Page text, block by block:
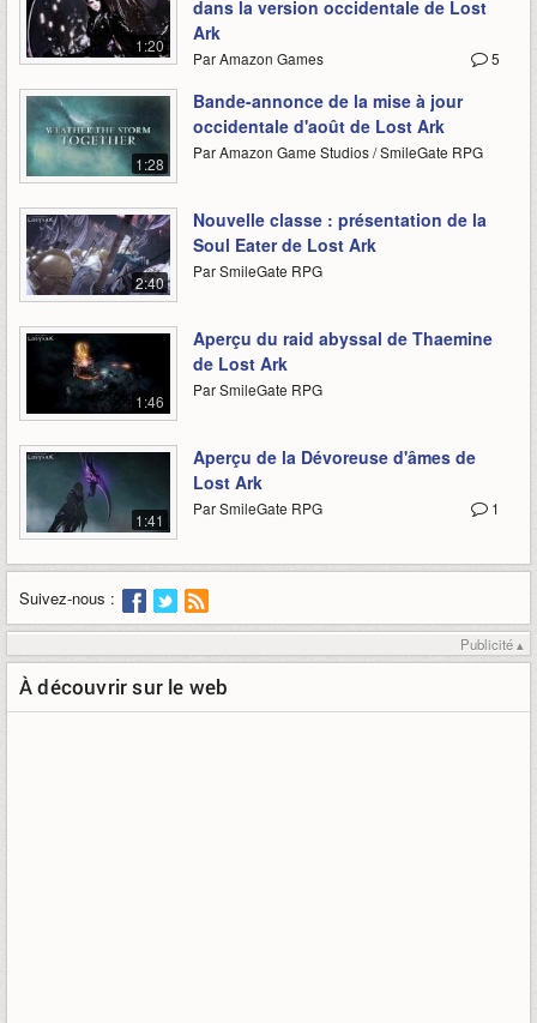
1:20
dans la version occidentale de Lost
Ark
5
Par Amazon Games
1:28
Bande-annonce de la mise à jour
occidentale d'août de Lost Ark
Par Amazon Game Studios / SmileGate RPG
2:40
Nouvelle classe : présentation de la
Soul Eater de Lost Ark
Par SmileGate RPG
1:46
Aperçu du raid abyssal de Thaemine
de Lost Ark
Par SmileGate RPG
1:41
Aperçu de la Dévoreuse d'âmes de
Lost Ark
1
Par SmileGate RPG
Suivez-nous :
Publicité ▴
À découvrir sur le web